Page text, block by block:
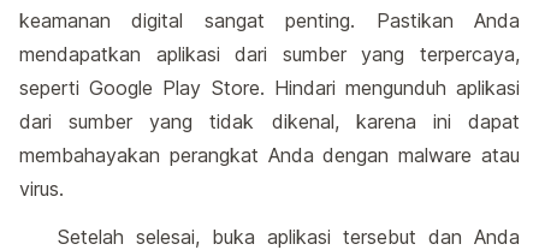
keamanan digital sangat penting. Pastikan Anda
mendapatkan aplikasi dari sumber yang terpercaya,
seperti Google Play Store. Hindari mengunduh aplikasi
dari sumber yang tidak dikenal, karena ini dapat
membahayakan perangkat Anda dengan malware atau
virus.
Setelah selesai, buka aplikasi tersebut dan Anda